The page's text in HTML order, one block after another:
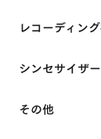
レコーディン
シンセサイザー
その他